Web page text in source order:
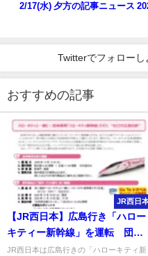
2/17(水) 夕方の記事ニュース
Twitterでフォローし
おすすめの記事
JR西日
【JR西日本】広島行き「ハロー
キティー新幹線」を運転 団体
ツアーを実施
JR西日本は広島行きの「ハローキティ新